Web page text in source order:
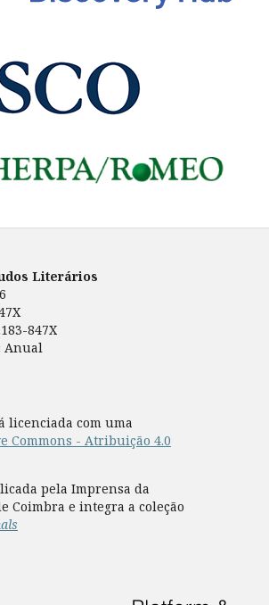
Literários
847X
Anual
licenciada com uma
Commons - Atribuição 4.0
pela Imprensa da
Coimbra e integra a coleção